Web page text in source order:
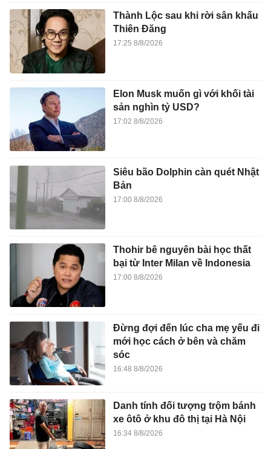
Thành Lộc sau khi rời sân khấu
Thiên Đăng
17:25 8/8/2026
Elon Musk muốn gì với khối tài
sản nghìn tỷ USD?
17:02 8/8/2026
Siêu bão Dolphin càn quét Nhật
Bản
17:00 8/8/2026
Thohir bê nguyên bài học thất
bại từ Inter Milan về Indonesia
17:00 8/8/2026
Đừng đợi đến lúc cha mẹ yếu đi
mới học cách ở bên và chăm
sóc
16:48 8/8/2026
Danh tính đối tượng trộm bánh
xe ôtô ở khu đô thị tại Hà Nội
16:34 8/8/2026